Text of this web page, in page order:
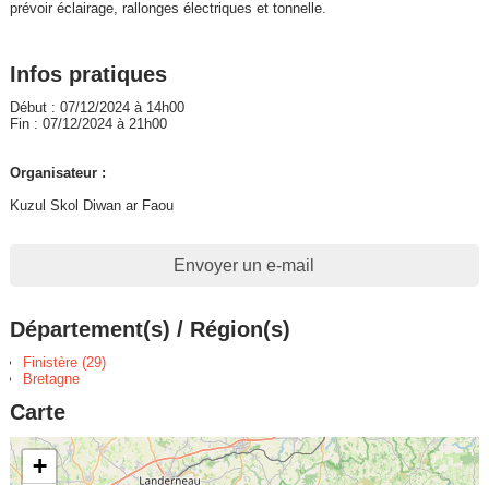
prévoir éclairage, rallonges électriques et tonnelle.
Infos pratiques
Début : 07/12/2024 à 14h00
Fin : 07/12/2024 à 21h00
Organisateur :
Kuzul Skol Diwan ar Faou
Envoyer un e-mail
Département(s) / Région(s)
Finistère (29)
Bretagne
Carte
+